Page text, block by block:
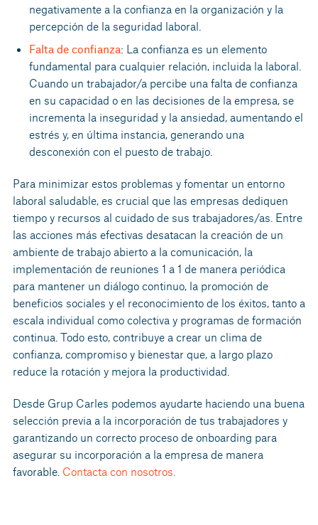
negativamente a la confianza en la organización y la
percepción de la seguridad laboral.
Falta de confianza: La confianza es un elemento
fundamental para cualquier relación, incluida la laboral.
Cuando un trabajador/a percibe una falta de confianza
en su capacidad o en las decisiones de la empresa, se
incrementa la inseguridad y la ansiedad, aumentando el
estrés y, en última instancia, generando una
desconexión con el puesto de trabajo.
Para minimizar estos problemas y fomentar un entorno
laboral saludable, es crucial que las empresas dediquen
tiempo y recursos al cuidado de sus trabajadores/as. Entre
las acciones más efectivas desatacan la creación de un
ambiente de trabajo abierto a la comunicación, la
implementación de reuniones 1 a 1 de manera periódica
para mantener un diálogo continuo, la promoción de
beneficios sociales y el reconocimiento de los éxitos, tanto a
escala individual como colectiva y programas de formación
continua. Todo esto, contribuye a crear un clima de
confianza, compromiso y bienestar que, a largo plazo
reduce la rotación y mejora la productividad.
Desde Grup Carles podemos ayudarte haciendo una buena
selección previa a la incorporación de tus trabajadores y
garantizando un correcto proceso de onboarding para
asegurar su incorporación a la empresa de manera
favorable. Contacta con nosotros.